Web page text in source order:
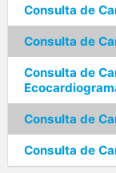
Consulta de
Consulta de
Consulta de
Consulta de
Consulta de